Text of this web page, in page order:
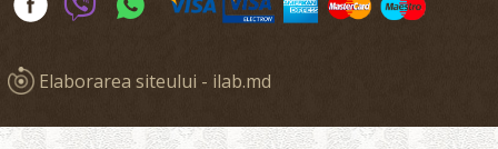
Elaborarea siteului - ilab.md